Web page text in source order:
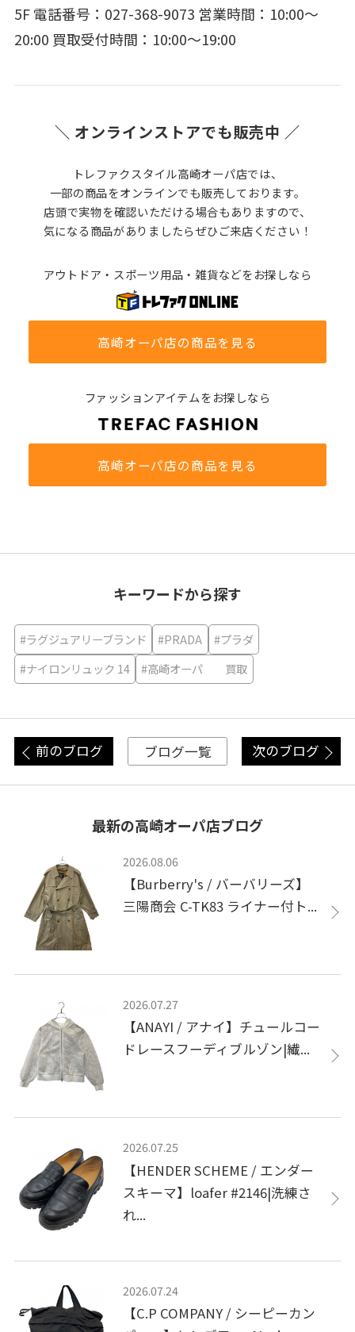
5F 電話番号：027-368-9073 営業時間：10:00～
20:00 買取受付時間：10:00～19:00
＼ オンラインストアでも販売中 ／
トレファクスタイル高崎オーパ店では、
一部の商品をオンラインでも販売しております。
店頭で実物を確認いただける場合もありますので、
気になる商品がありましたらぜひご来店ください！
アウトドア・スポーツ用品・雑貨などをお探しなら
高崎オーパ店の商品を見る
ファッションアイテムをお探しなら
高崎オーパ店の商品を見る
キーワードから探す
#ラグジュアリーブランド #PRADA
#プラダ
#ナイロンリュック 14
#高崎オーパ 買取
前のブログ ブログ一覧 次のブログ
最新の高崎オーパ店ブログ
2026.08.06
【Burberry's / バーバリーズ】
三陽商会 C-TK83 ライナー付ト...
2026.07.27
【ANAYI / アナイ】チュールコー
ドレースフーディブルゾン|繊...
2026.07.25
【HENDER SCHEME / エンダー
スキーマ】loafer #2146|洗練さ
れ...
2026.07.24
【C.P COMPANY / シーピーカン